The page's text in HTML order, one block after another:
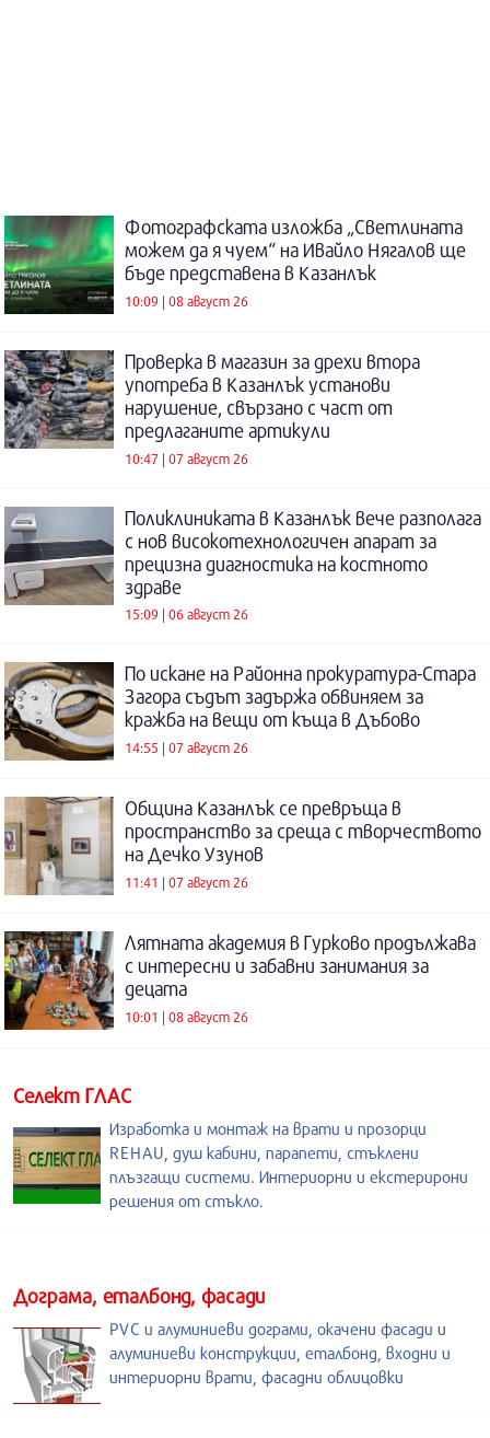
Фотографската изложба „Светлината
можем да я чуем“ на Ивайло Нягалов ще
бъде представена в Казанлък
10:09 | 08 август 26
Проверка в магазин за дрехи втора
употреба в Казанлък установи
нарушение, свързано с част от
предлаганите артикули
10:47 | 07 август 26
Поликлиниката в Казанлък вече разполага
с нов високотехнологичен апарат за
прецизна диагностика на костното
здраве
15:09 | 06 август 26
По искане на Районна прокуратура-Стара
Загора съдът задържа обвиняем за
кражба на вещи от къща в Дъбово
14:55 | 07 август 26
Община Казанлък се превръща в
пространство за среща с творчеството
на Дечко Узунов
11:41 | 07 август 26
Лятната академия в Гурково продължава
с интересни и забавни занимания за
децата
10:01 | 08 август 26
Селект ГЛАС
Изработка и монтаж на врати и прозорци
REHAU, душ кабини, парапети, стъклени
плъзгащи системи. Интериорни и екстерирони
решения от стъкло.
Дограма, еталбонд, фасади
PVC и алуминиеви дограми, окачени фасади и
алуминиеви конструкции, еталбонд, входни и
интериорни врати, фасадни облицовки